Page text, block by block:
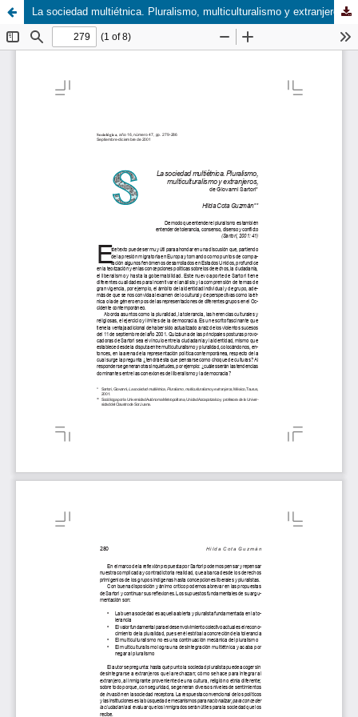
La sociedad multiétnica. Pluralismo, multiculturalismo y extranjeros, de Giovanni Sartori